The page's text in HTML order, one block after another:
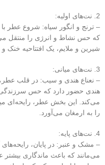
2. نت‌های اولیه:
– ترنج و انگور سیاه: شروع عطر
که حس نشاط و انرژی را منتقل
شیرین و ملایم، یک افتتاحیه خنک و
3. نت‌های میانی:
– نعناع هندی و سیب: در قلب
هندی حضور دارد که حس
می‌کند. این بخش عطر، رایحه‌ای
را به ارمغان می‌آورد.
4. نت‌های پایه:
– مشک و عنبر: در پایان،
می‌مانند که باعث ماندگاری